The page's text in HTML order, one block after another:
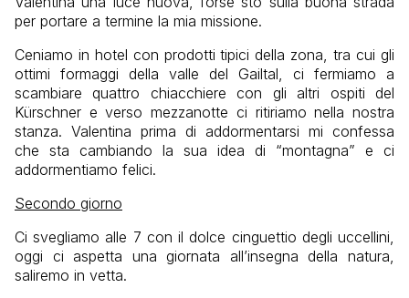
per portare a termine la mia missione.
Ceniamo in hotel con prodotti tipici della zona, tra cui gli
ottimi formaggi della valle del Gailtal, ci fermiamo a
scambiare quattro chiacchiere con gli altri ospiti del
Kürschner e verso mezzanotte ci ritiriamo nella nostra
stanza. Valentina prima di addormentarsi mi confessa
che sta cambiando la sua idea di “montagna” e ci
addormentiamo felici.
Secondo giorno
Ci svegliamo alle 7 con il dolce cinguettio degli uccellini,
oggi ci aspetta una giornata all’insegna della natura,
saliremo in vetta.